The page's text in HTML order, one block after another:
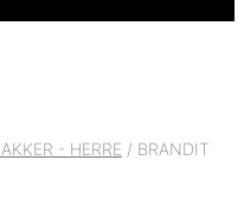
- HERRE / BRANDIT